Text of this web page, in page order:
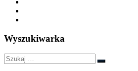
Wyszukiwarka
Szukaj
Szukaj